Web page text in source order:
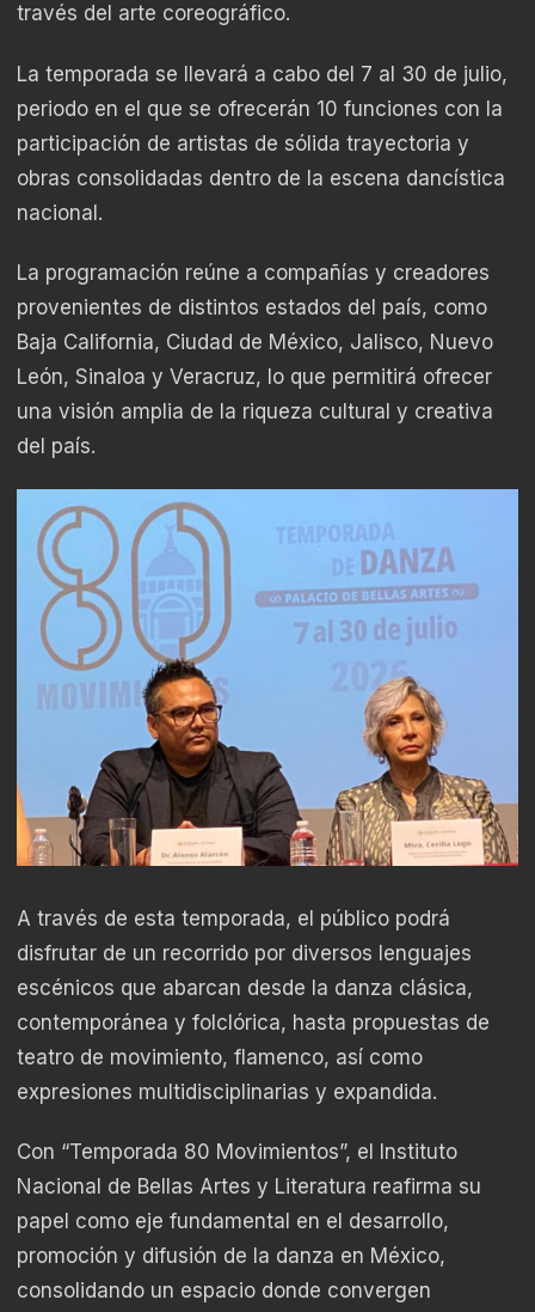
través del arte coreográfico.
La temporada se llevará a cabo del 7 al 30 de julio,
periodo en el que se ofrecerán 10 funciones con la
participación de artistas de sólida trayectoria y
obras consolidadas dentro de la escena dancística
nacional.
La programación reúne a compañías y creadores
provenientes de distintos estados del país, como
Baja California, Ciudad de México, Jalisco, Nuevo
León, Sinaloa y Veracruz, lo que permitirá ofrecer
una visión amplia de la riqueza cultural y creativa
del país.
A través de esta temporada, el público podrá
disfrutar de un recorrido por diversos lenguajes
escénicos que abarcan desde la danza clásica,
contemporánea y folclórica, hasta propuestas de
teatro de movimiento, flamenco, así como
expresiones multidisciplinarias y expandida.
Con “Temporada 80 Movimientos”, el Instituto
Nacional de Bellas Artes y Literatura reafirma su
papel como eje fundamental en el desarrollo,
promoción y difusión de la danza en México,
consolidando un espacio donde convergen